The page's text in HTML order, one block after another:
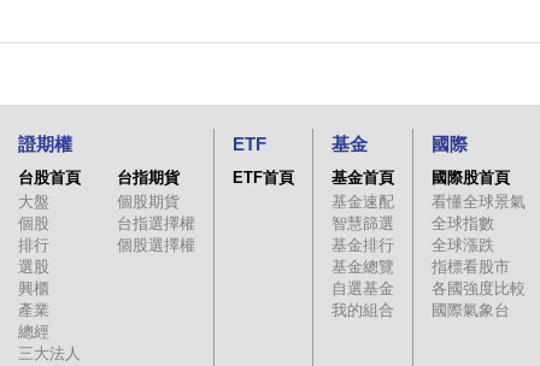
證期權
台股首頁
大盤
個股
排行
選股
興櫃
產業
總經
三大法人
台指期貨
個股期貨
台指選擇權
個股選擇權
ETF
ETF首頁
基金
基金首頁
基金速配
智慧篩選
基金排行
基金總覽
自選基金
我的組合
國際
國際股首頁
看懂全球景氣
全球指數
全球漲跌
指標看股市
各國強度比較
國際氣象台